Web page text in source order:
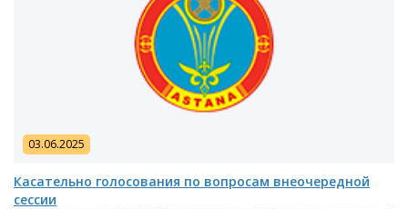
03.06.2025
Касательно голосования по вопросам внеочередной
сессии